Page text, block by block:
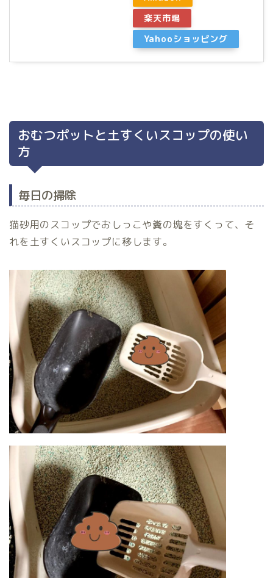
楽天市場
Yahooショッピング
おむつポットと土すくいスコップの使い
方
毎日の掃除
猫砂用のスコップでおしっこや糞の塊をすくって、そ
れを土すくいスコップに移します。